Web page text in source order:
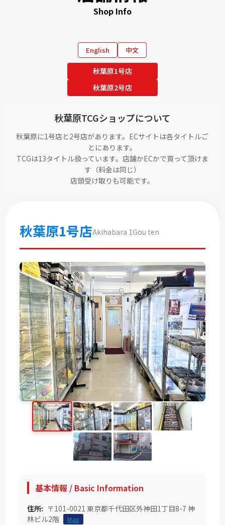
Shop Info
English 中文
秋葉原1号店
秋葉原2号店
秋葉原TCGショップについて
秋葉原に1号店と2号店があります。ECサイトは各タイトルご
とにあります。
TCGは13タイトル扱っています。店舗かECかで買って頂けま
す（料金は同じ）
店頭受け取りも可能です。
秋葉原1号店Akihabara 1Gou ten
基本情報 / Basic Information
住所: 〒101-0021 東京都千代田区外神田1丁目8-7 神
林ビル2階
Map